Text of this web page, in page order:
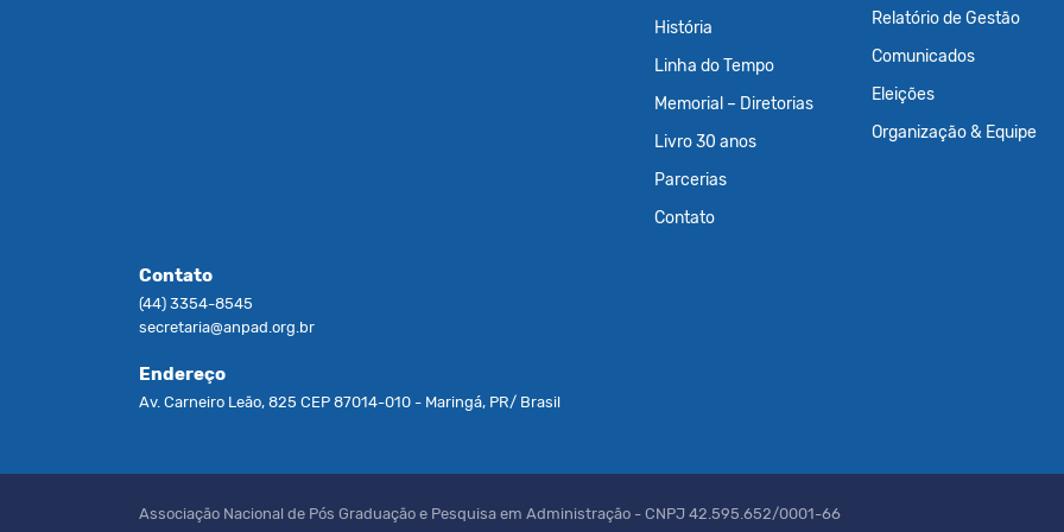
História
Linha do Tempo
Memorial – Diretorias
Livro 30 anos
Parcerias
Contato
Relatório de Gestão
Comunicados
Eleições
Organização & Equipe
Contato
(44) 3354-8545
secretaria@anpad.org.br
Endereço
Av. Carneiro Leão, 825 CEP 87014-010 - Maringá, PR/ Brasil
Associação Nacional de Pós Graduação e Pesquisa em Administração - CNPJ 42.595.652/0001-66